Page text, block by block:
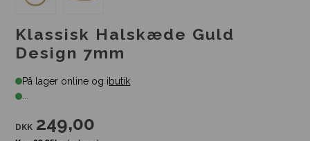
Klassisk Halskæde Guld
Design 7mm
På lager online og ibutik
...
DKK 249,00